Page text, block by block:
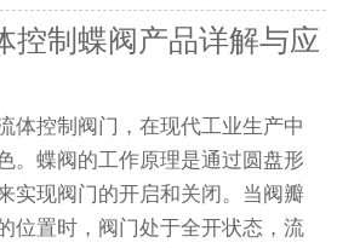
控制蝶阀产品详解与应
体控制阀门，在现代工业生产中
。蝶阀的工作原理是通过圆盘形
实现阀门的开启和关闭。当阀瓣
位置时，阀门处于全开状态，流